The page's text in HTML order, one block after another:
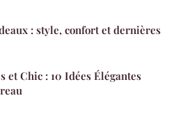
: style, confort et dernières
et Chic : 10 Idées Élégantes